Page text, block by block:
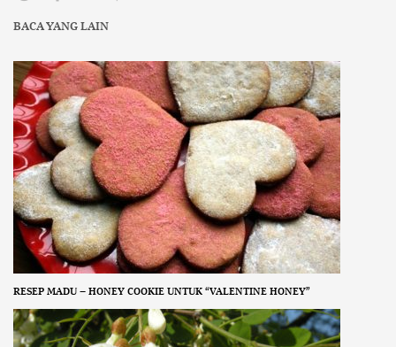
BACA YANG LAIN
RESEP MADU – HONEY COOKIE UNTUK “VALENTINE HONEY”